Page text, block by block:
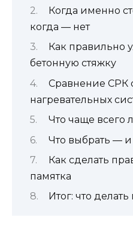
Когда именно
когда — нет
Как правильно
бетонную стяжку
Сравнение СРК
нагревательных
Что чаще всего
Что выбрать —
Как сделать
памятка
Итог: что